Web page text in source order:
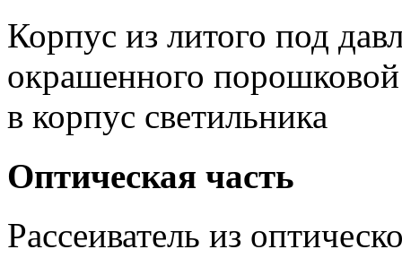
Корпус из литого под
окрашенного
в корпус светильника
Оптическая часть
Рассеиватель из